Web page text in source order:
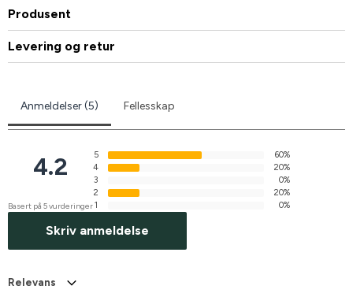
Produsent
Levering og retur
Anmeldelser (5) Fellesskap
4.2
Basert på 5 vurderinger
5
60%
4
20%
3
0%
2
20%
1
0%
Skriv anmeldelse
Relevans